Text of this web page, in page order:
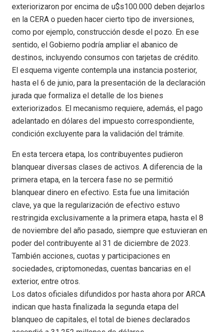
exteriorizaron por encima de u$s100.000 deben dejarlos
en la CERA o pueden hacer cierto tipo de inversiones,
como por ejemplo, construcción desde el pozo. En ese
sentido, el Gobierno podría ampliar el abanico de
destinos, incluyendo consumos con tarjetas de crédito.
El esquema vigente contempla una instancia posterior,
hasta el 6 de junio, para la presentación de la declaración
jurada que formaliza el detalle de los bienes
exteriorizados. El mecanismo requiere, además, el pago
adelantado en dólares del impuesto correspondiente,
condición excluyente para la validación del trámite.
En esta tercera etapa, los contribuyentes pudieron
blanquear diversas clases de activos. A diferencia de la
primera etapa, en la tercera fase no se permitió
blanquear dinero en efectivo. Esta fue una limitación
clave, ya que la regularización de efectivo estuvo
restringida exclusivamente a la primera etapa, hasta el 8
de noviembre del año pasado, siempre que estuvieran en
poder del contribuyente al 31 de diciembre de 2023.
También acciones, cuotas y participaciones en
sociedades, criptomonedas, cuentas bancarias en el
exterior, entre otros.
Los datos oficiales difundidos por hasta ahora por ARCA
indican que hasta finalizada la segunda etapa del
blanqueo de capitales, el total de bienes declarados